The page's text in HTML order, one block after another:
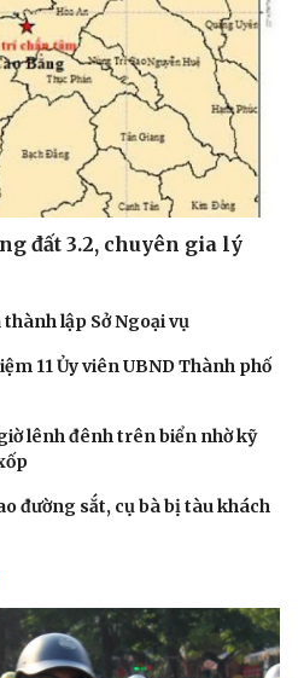
đất 3.2, chuyên gia lý
thành lập Sở Ngoại vụ
11 Ủy viên UBND Thành phố
lênh đênh trên biển nhờ kỹ
đường sắt, cụ bà bị tàu khách